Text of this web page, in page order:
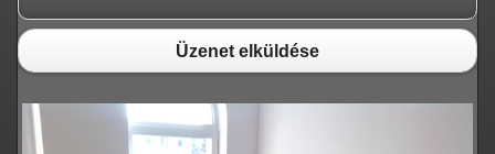
Üzenet elküldése